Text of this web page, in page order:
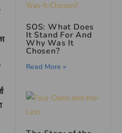
SOS: What Does
It Stand For And
Why Was It
Chosen?
Read More »